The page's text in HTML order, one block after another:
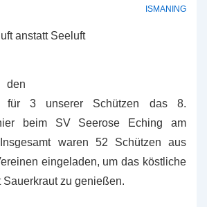
ISMANING
für 3 unserer Schützen das 8.
beim SV Seerose Eching am
waren 52 Schützen aus
eingeladen, um das köstliche
Sauerkraut zu genießen.